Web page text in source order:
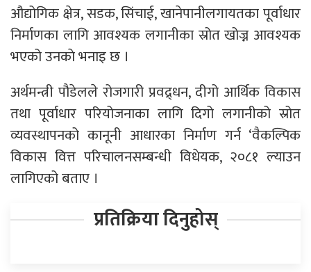
औद्योगिक क्षेत्र, सडक, सिंचाई, खानेपानीलगायतका पूर्वाधार
निर्माणका लागि आवश्यक लगानीका स्रोत खोज्न आवश्यक
भएको उनकाे भनाइ छ ।
अर्थमन्त्री पौडेलले रोजगारी प्रवद्र्धन, दीगो आर्थिक विकास
तथा पूर्वाधार परियोजनाका लागि दिगो लगानीको स्रोत
व्यवस्थापनको कानूनी आधारका निर्माण गर्न ‘वैकल्पिक
विकास वित्त परिचालनसम्बन्धी विधेयक, २०८१ ल्याउन
लागिएको बताए ।
प्रतिक्रिया दिनुहोस्